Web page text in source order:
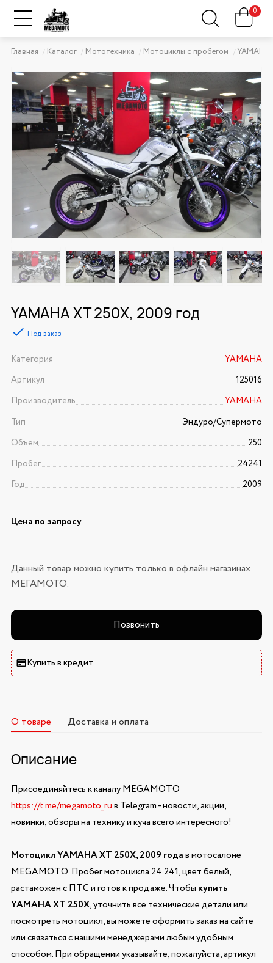
0
Главная Каталог Мототехника Мотоциклы с пробегом YAMAHA
YAMAHA XT 250X, 2009 год
Под заказ
Категория
YAMAHA
Артикул
125016
Производитель
YAMAHA
Тип
Эндуро/Супермото
Объем
250
Пробег
24241
Год
2009
Цена по запросу
Данный товар можно купить только в офлайн магазинах
МЕГАМОТО.
Позвонить
Купить в кредит
О товаре Доставка и оплата
Описание
Присоединяйтесь к каналу MEGAMOTO
https://t.me/megamoto_ruв Telegram - новости, акции,
новинки, обзоры на технику и куча всего интересного!
Мотоцикл YAMAHA XT 250X, 2009 годав мотосалоне
MEGAMOTO. Пробег мотоцикла 24 241, цвет белый,
растаможен с ПТС и готов к продаже. Чтобы купить
YAMAHA XT 250X, уточнить все технические детали или
посмотреть мотоцикл, вы можете оформить заказ на сайте
или связаться с нашими менеджерами любым удобным
способом. При обращении указывайте, пожалуйста, артикул